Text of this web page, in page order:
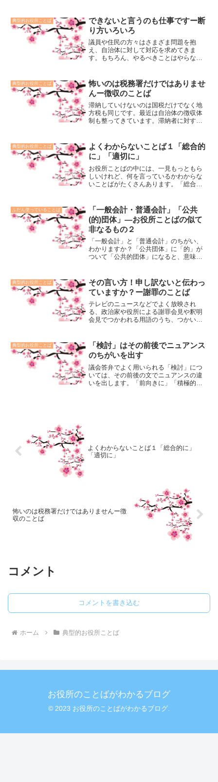
典型的お役所ことば
できないと言うのも仕事ですー断
り方いろいろ
議員や住民の方々はさまざま問題を抱
え、自治体に対して対応を求めてきま
す。もちろん、やるべきことはやらなけ
ワーと予算には限りがあります。やむを
得ず、お断りすることもありますが、断
り方が大切です。
典型的お役所ことば
怖いのは税務署だけではありませ
んー徴収のことば
滞納していけないのは国税だけでなく地
方税も同じです。最近は自治体の徴収体
制も整ってきています。滞納者に対する
典型的お役所ことば
よくわからないことば１「総合的
に」「適切に」
お役所ことばの中には、一見もっともら
しいけれど、何を言っているかわからな
いことばがたくさんあります。「総合的
す。
ふだん使っていることば
「一般会計・普通会計」「公共
(的)団体」―お役所ことばの似て
非なるもの２
「一般会計」と「普通会計」のちがい、
わかりますか？「公共団体」に「的」が
ついて「公共的団体」になると、意味が
つの原因は、似ていて紛らわしいことば
があることです。本記事は、そのような
ことばを説明するものです。
典型的お役所ことば
その言い方！申し訳ないと伝わっ
ていますか？ー謝罪のことば
テレビのニュースなどでよく放映され
る、政治家や役所による謝罪会見や釈明
会見でつかわれる用語のうち、つかい方
い」「～だとしたら謝罪する」「遺憾で
ある」などは、真意や謝罪していること
が伝わっているでしょうか？
典型的お役所ことば
「検討」はその前後でニュアンス
のちがいを出す
議会答弁でよく用いられる「検討」につ
いては、その前後の文でニュアンスの違
いを出します。「前向きに」「積極的
よくわからないことば１「総合的に」
「適切に」
怖いのは税務署だけではありませんー徴
収のことば
コメント
コメントを書き込む
ホーム 典型的お役所ことば
お役所のことばがわかるブログ
© 2023 お役所のことばがわかるブログ.